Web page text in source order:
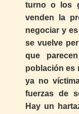
turno o los
venden la
negociar y
se vuelve
que
población es
ya no
fuerzas de
Hay un